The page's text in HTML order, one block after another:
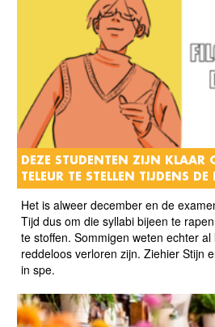
DEZE STUDENTEN ZIJN KLAAR
TELEUR TE STELLEN TIJDENS
Het is alweer december en de
Tijd dus om die syllabi bijeen te
te stoffen. Sommigen weten echter
reddeloos verloren zijn. Ziehier Stijn
in spe.